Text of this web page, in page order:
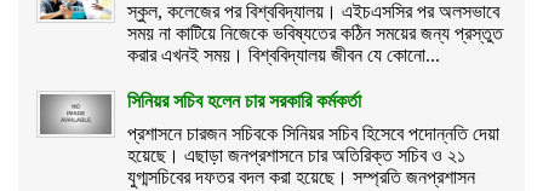
স্কুল, কলেজের পর বিশ্ববিদ্যালয়। এইচএসসির পর অলসভাবে
সময় না কাটিয়ে নিজেকে ভবিষ্যতের কঠিন সময়ের জন্য প্রস্তুত
করার এখনই সময়। বিশ্ববিদ্যালয় জীবন যে কোনো...
সিনিয়র সচিব হলেন চার সরকারি কর্মকর্তা
প্রশাসনে চারজন সচিবকে সিনিয়র সচিব হিসেবে পদোন্নতি দেয়া
হয়েছে। এছাড়া জনপ্রশাসনে চার অতিরিক্ত সচিব ও ২১
যুগ্মসচিবের দফতর বদল করা হয়েছে। সম্প্রতি জনপ্রশাসন